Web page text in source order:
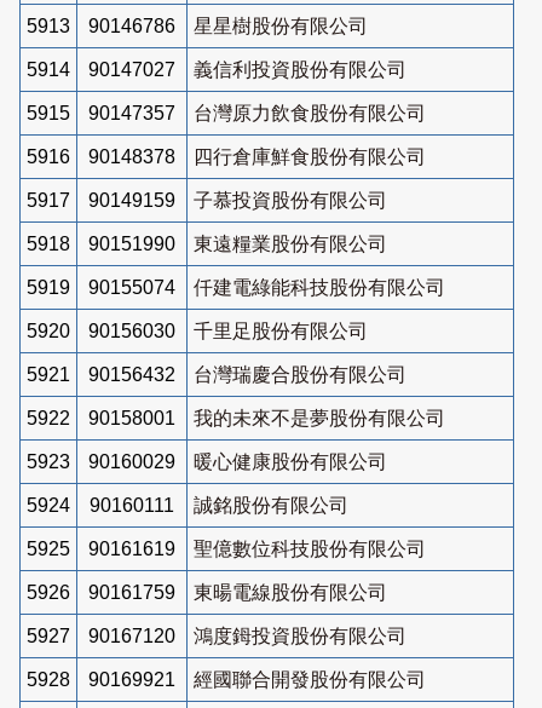
5913 90146786 星星樹股份有限公司
5914 90147027 義信利投資股份有限公司
5915 90147357 台灣原力飲食股份有限公司
5916 90148378 四行倉庫鮮食股份有限公司
5917 90149159 子慕投資股份有限公司
5918 90151990 東遠糧業股份有限公司
5919 90155074 仟建電綠能科技股份有限公司
5920 90156030 千里足股份有限公司
5921 90156432 台灣瑞慶合股份有限公司
5922 90158001 我的未來不是夢股份有限公司
5923 90160029 暖心健康股份有限公司
5924 90160111 誠銘股份有限公司
5925 90161619 聖億數位科技股份有限公司
5926 90161759 東暘電線股份有限公司
5927 90167120 鴻度鉧投資股份有限公司
5928 90169921 經國聯合開發股份有限公司